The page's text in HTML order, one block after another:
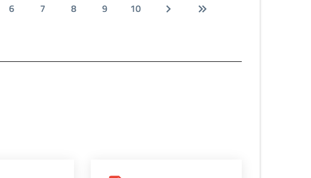
6 7 8 9 10